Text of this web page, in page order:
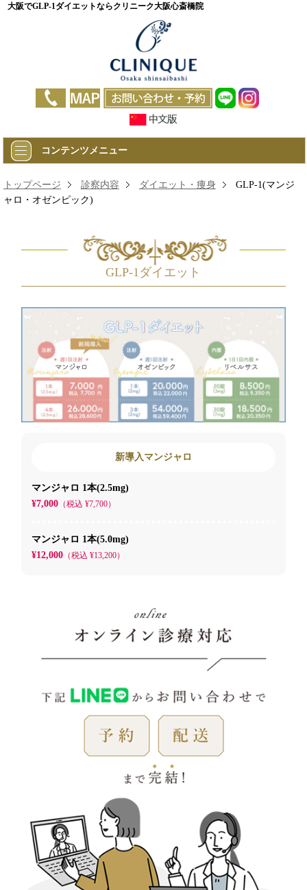
大阪でGLP-1ダイエットならクリニーク大阪心斎橋院
コンテンツメニュー
トップページ 診察内容 ダイエット・痩身
GLP-1(マンジ
ャロ・オゼンピック)
GLP-1ダイエット
新導入マンジャロ
マンジャロ 1本(2.5mg)
¥7,000 （税込 ¥7,700）
マンジャロ 1本(5.0mg)
¥12,000 （税込 ¥13,200）